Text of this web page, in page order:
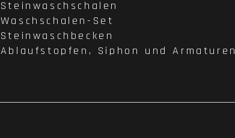
Steinwaschschalen
Waschschalen-Set
Steinwaschbecken
Ablaufstopfen, Siphon und Armaturen